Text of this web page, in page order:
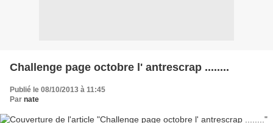
Challenge page octobre l' antrescrap ........
Publié le 08/10/2013 à 11:45
Par nate